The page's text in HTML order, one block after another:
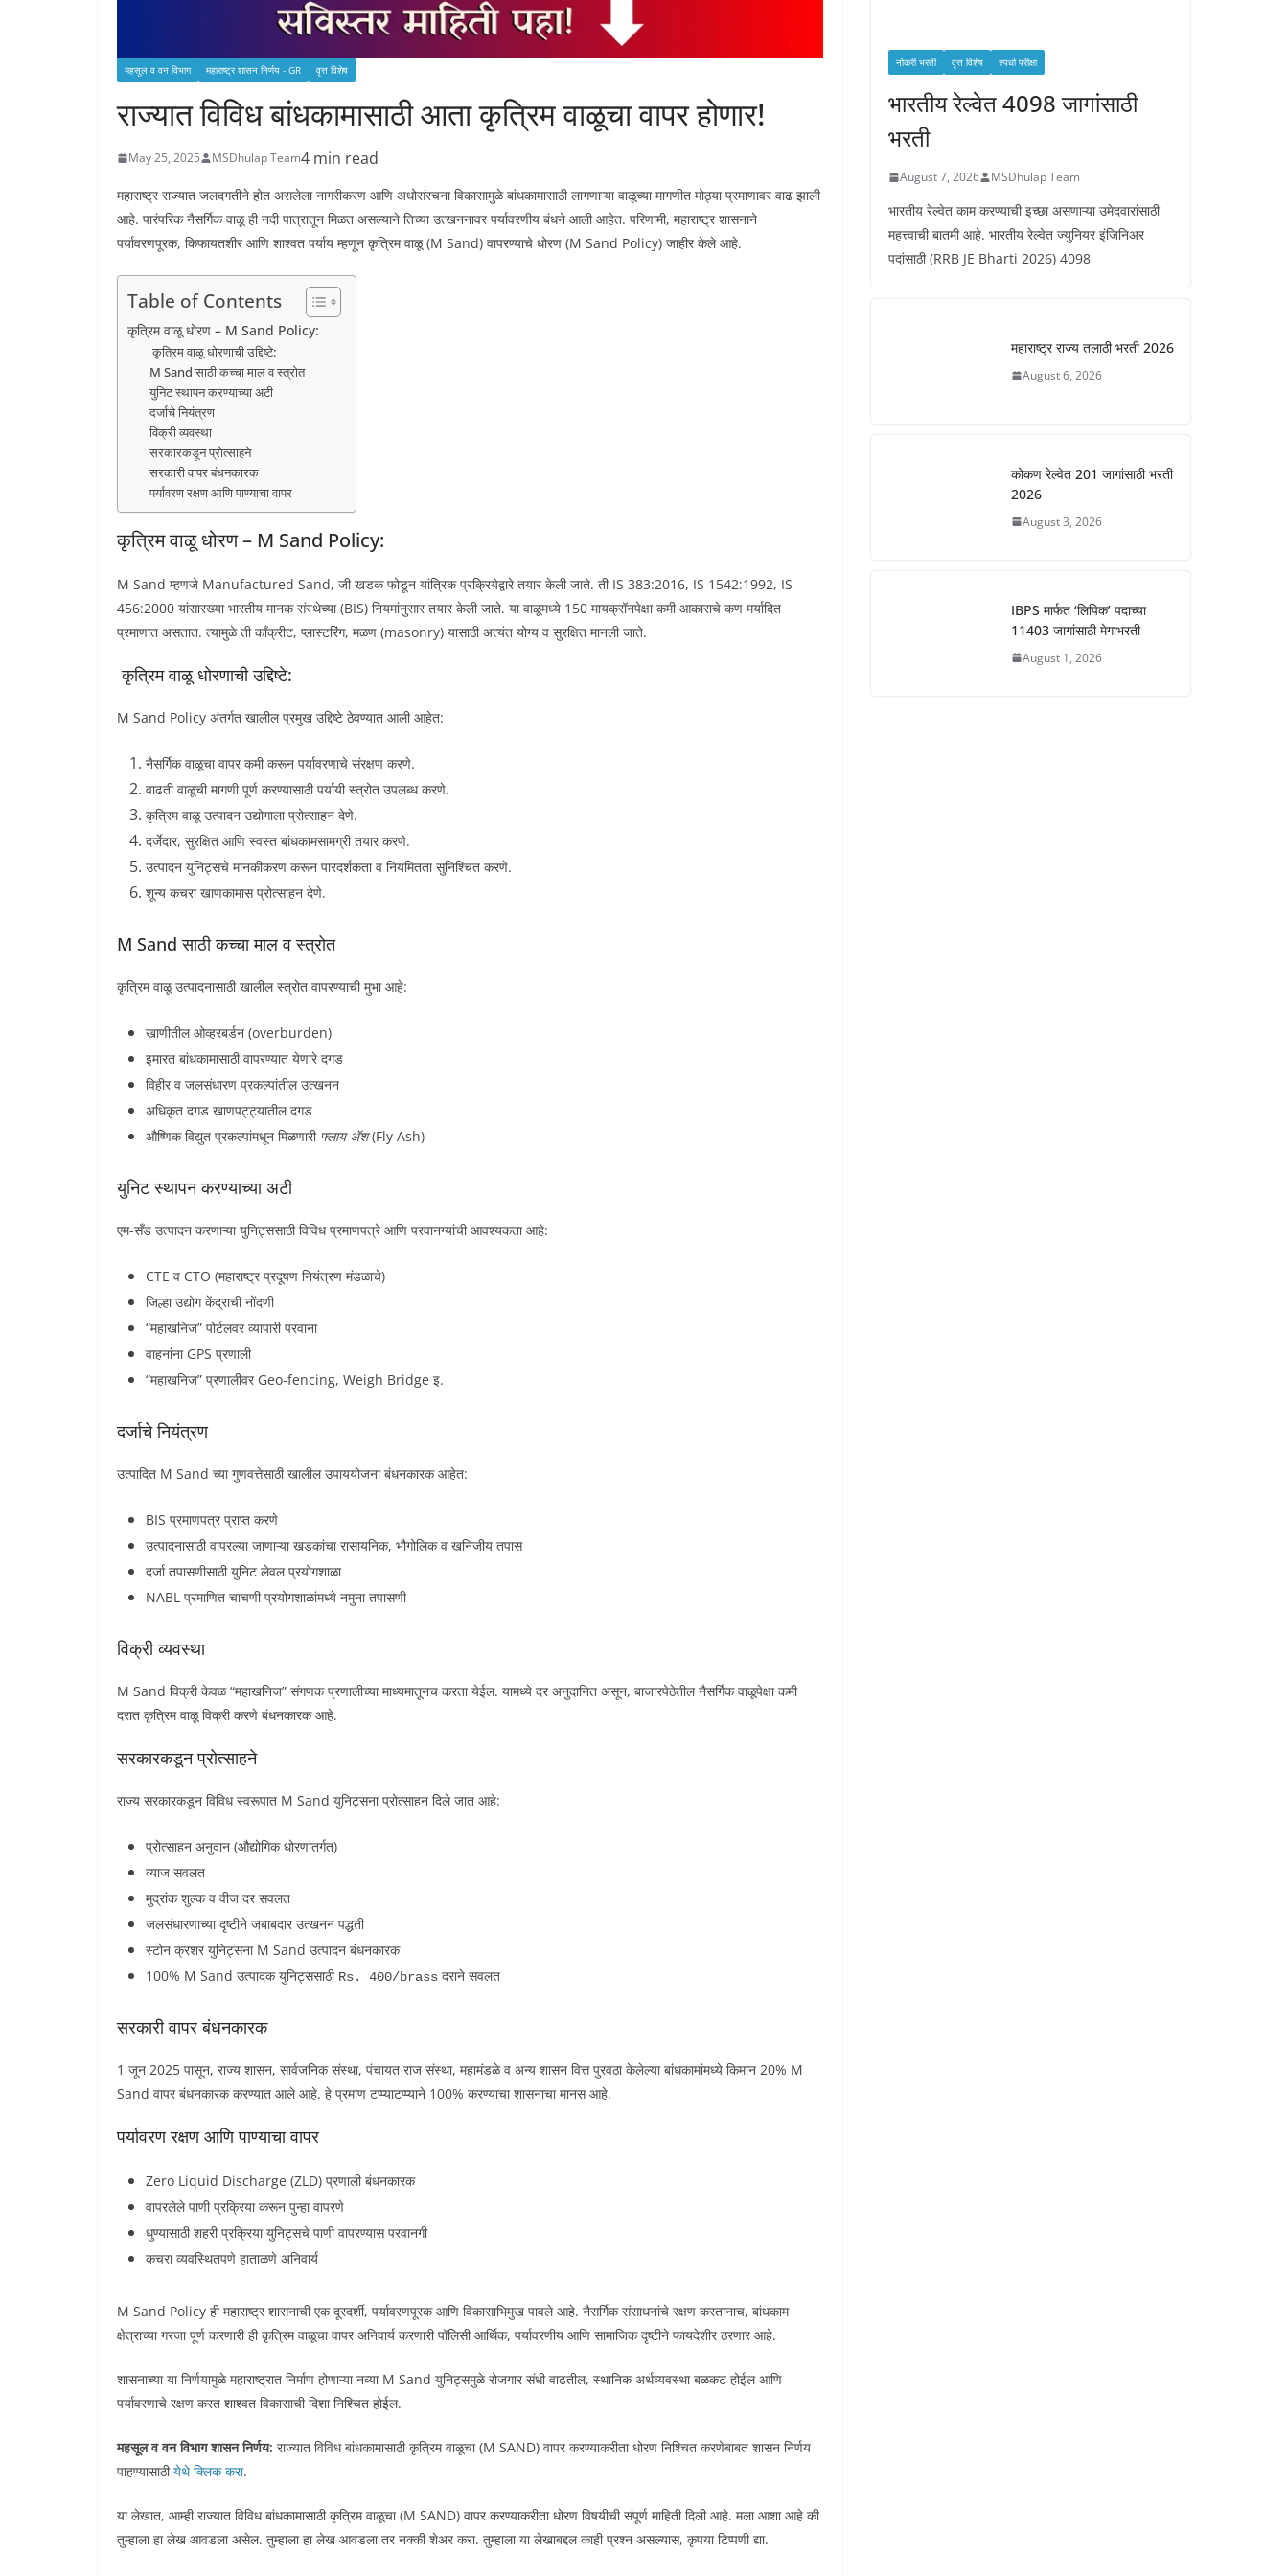
महसूल व वन विभाग महाराष्ट्र शासन निर्णय - GR वृत्त विशेष
राज्यात विविध बांधकामासाठी आता कृत्रिम वाळूचा वापर होणार!
May 25, 2025 MSDhulap Team4 min read
महाराष्ट्र राज्यात जलदगतीने होत असलेला नागरीकरण आणि अधोसंरचना विकासामुळे बांधकामासाठी लागणाऱ्या वाळूच्या मागणीत मोठ्या प्रमाणावर वाढ झाली
आहे. पारंपरिक नैसर्गिक वाळू ही नदी पात्रातून मिळत असल्याने तिच्या उत्खननावर पर्यावरणीय बंधने आली आहेत. परिणामी, महाराष्ट्र शासनाने
पर्यावरणपूरक, किफायतशीर आणि शाश्वत पर्याय म्हणून कृत्रिम वाळू (M Sand) वापरण्याचे धोरण (M Sand Policy) जाहीर केले आहे.
Table of Contents
कृत्रिम वाळू धोरण – M Sand Policy:
कृत्रिम वाळू धोरणाची उद्दिष्टे:
M Sand साठी कच्चा माल व स्त्रोत
युनिट स्थापन करण्याच्या अटी
दर्जाचे नियंत्रण
विक्री व्यवस्था
सरकारकडून प्रोत्साहने
सरकारी वापर बंधनकारक
पर्यावरण रक्षण आणि पाण्याचा वापर
कृत्रिम वाळू धोरण – M Sand Policy:
M Sand म्हणजे Manufactured Sand, जी खडक फोडून यांत्रिक प्रक्रियेद्वारे तयार केली जाते. ती IS 383:2016, IS 1542:1992, IS
456:2000 यांसारख्या भारतीय मानक संस्थेच्या (BIS) नियमांनुसार तयार केली जाते. या वाळूमध्ये 150 मायक्रॉनपेक्षा कमी आकाराचे कण मर्यादित
प्रमाणात असतात. त्यामुळे ती काँक्रीट, प्लास्टरिंग, मळण (masonry) यासाठी अत्यंत योग्य व सुरक्षित मानली जाते.
कृत्रिम वाळू धोरणाची उद्दिष्टे:
M Sand Policy अंतर्गत खालील प्रमुख उद्दिष्टे ठेवण्यात आली आहेत:
नैसर्गिक वाळूचा वापर कमी करून पर्यावरणाचे संरक्षण करणे.
वाढती वाळूची मागणी पूर्ण करण्यासाठी पर्यायी स्त्रोत उपलब्ध करणे.
कृत्रिम वाळू उत्पादन उद्योगाला प्रोत्साहन देणे.
दर्जेदार, सुरक्षित आणि स्वस्त बांधकामसामग्री तयार करणे.
उत्पादन युनिट्सचे मानकीकरण करून पारदर्शकता व नियमितता सुनिश्चित करणे.
शून्य कचरा खाणकामास प्रोत्साहन देणे.
M Sand साठी कच्चा माल व स्त्रोत
कृत्रिम वाळू उत्पादनासाठी खालील स्त्रोत वापरण्याची मुभा आहे:
खाणीतील ओव्हरबर्डन (overburden)
इमारत बांधकामासाठी वापरण्यात येणारे दगड
विहीर व जलसंधारण प्रकल्पांतील उत्खनन
अधिकृत दगड खाणपट्ट्यातील दगड
औष्णिक विद्युत प्रकल्पांमधून मिळणारी फ्लाय अ‍ॅश(Fly Ash)
युनिट स्थापन करण्याच्या अटी
एम-सँड उत्पादन करणाऱ्या युनिट्ससाठी विविध प्रमाणपत्रे आणि परवानग्यांची आवश्यकता आहे:
CTE व CTO (महाराष्ट्र प्रदूषण नियंत्रण मंडळाचे)
जिल्हा उद्योग केंद्राची नोंदणी
“महाखनिज” पोर्टलवर व्यापारी परवाना
वाहनांना GPS प्रणाली
“महाखनिज” प्रणालीवर Geo-fencing, Weigh Bridge इ.
दर्जाचे नियंत्रण
उत्पादित M Sand च्या गुणवत्तेसाठी खालील उपाययोजना बंधनकारक आहेत:
BIS प्रमाणपत्र प्राप्त करणे
उत्पादनासाठी वापरल्या जाणाऱ्या खडकांचा रासायनिक, भौगोलिक व खनिजीय तपास
दर्जा तपासणीसाठी युनिट लेवल प्रयोगशाळा
NABL प्रमाणित चाचणी प्रयोगशाळांमध्ये नमुना तपासणी
विक्री व्यवस्था
M Sand विक्री केवळ “महाखनिज” संगणक प्रणालीच्या माध्यमातूनच करता येईल. यामध्ये दर अनुदानित असून, बाजारपेठेतील नैसर्गिक वाळूपेक्षा कमी
दरात कृत्रिम वाळू विक्री करणे बंधनकारक आहे.
सरकारकडून प्रोत्साहने
राज्य सरकारकडून विविध स्वरूपात M Sand युनिट्सना प्रोत्साहन दिले जात आहे:
प्रोत्साहन अनुदान (औद्योगिक धोरणांतर्गत)
व्याज सवलत
मुद्रांक शुल्क व वीज दर सवलत
जलसंधारणाच्या दृष्टीने जबाबदार उत्खनन पद्धती
स्टोन क्रशर युनिट्सना M Sand उत्पादन बंधनकारक
100% M Sand उत्पादक युनिट्ससाठी Rs. 400/brass दराने सवलत
सरकारी वापर बंधनकारक
1 जून 2025 पासून, राज्य शासन, सार्वजनिक संस्था, पंचायत राज संस्था, महामंडळे व अन्य शासन वित्त पुरवठा केलेल्या बांधकामांमध्ये किमान 20% M
Sand वापर बंधनकारक करण्यात आले आहे. हे प्रमाण टप्प्याटप्प्याने 100% करण्याचा शासनाचा मानस आहे.
पर्यावरण रक्षण आणि पाण्याचा वापर
Zero Liquid Discharge (ZLD) प्रणाली बंधनकारक
वापरलेले पाणी प्रक्रिया करून पुन्हा वापरणे
धुण्यासाठी शहरी प्रक्रिया युनिट्सचे पाणी वापरण्यास परवानगी
कचरा व्यवस्थितपणे हाताळणे अनिवार्य
M Sand Policy ही महाराष्ट्र शासनाची एक दूरदर्शी, पर्यावरणपूरक आणि विकासाभिमुख पावले आहे. नैसर्गिक संसाधनांचे रक्षण करतानाच, बांधकाम
क्षेत्राच्या गरजा पूर्ण करणारी ही कृत्रिम वाळूचा वापर अनिवार्य करणारी पॉलिसी आर्थिक, पर्यावरणीय आणि सामाजिक दृष्टीने फायदेशीर ठरणार आहे.
शासनाच्या या निर्णयामुळे महाराष्ट्रात निर्माण होणाऱ्या नव्या M Sand युनिट्समुळे रोजगार संधी वाढतील, स्थानिक अर्थव्यवस्था बळकट होईल आणि
पर्यावरणाचे रक्षण करत शाश्वत विकासाची दिशा निश्चित होईल.
महसूल व वन विभाग शासन निर्णय: राज्यात विविध बांधकामासाठी कृत्रिम वाळूचा (M SAND) वापर करण्याकरीता धोरण निश्चित करणेबाबत शासन निर्णय
पाहण्यासाठीयेथे क्लिक करा.
या लेखात, आम्ही राज्यात विविध बांधकामासाठी कृत्रिम वाळूचा (M SAND) वापर करण्याकरीता धोरण विषयीची संपूर्ण माहिती दिली आहे. मला आशा आहे की
तुम्हाला हा लेख आवडला असेल. तुम्हाला हा लेख आवडला तर नक्की शेअर करा. तुम्हाला या लेखाबद्दल काही प्रश्न असल्यास, कृपया टिप्पणी द्या.
नोकरी भरती वृत्त विशेष स्पर्धा परीक्षा
भारतीय रेल्वेत 4098 जागांसाठी
भरती
August 7, 2026 MSDhulap Team
भारतीय रेल्वेत काम करण्याची इच्छा असणाऱ्या उमेदवारांसाठी
महत्त्वाची बातमी आहे. भारतीय रेल्वेत ज्युनियर इंजिनिअर
पदांसाठी (RRB JE Bharti 2026) 4098
महाराष्ट्र राज्य तलाठी भरती 2026
August 6, 2026
कोकण रेल्वेत 201 जागांसाठी भरती
2026
August 3, 2026
IBPS मार्फत ‘लिपिक’ पदाच्या
11403 जागांसाठी मेगाभरती
August 1, 2026